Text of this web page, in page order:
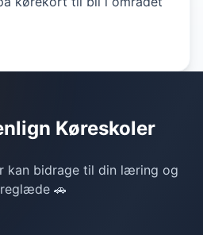
Køreskoler
kan bidrage til din læring og
🚗